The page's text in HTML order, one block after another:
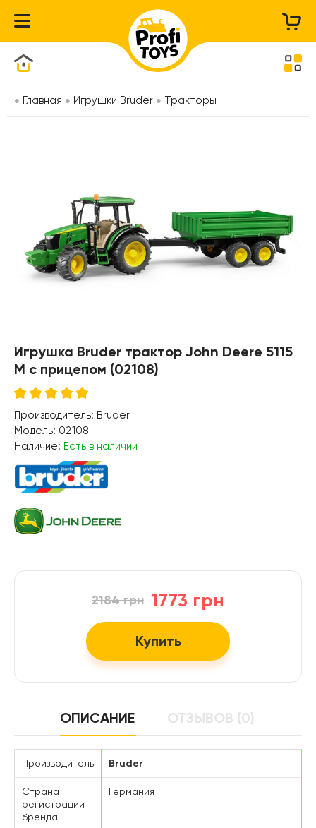
Главная Игрушки Bruder Тракторы
Игрушка Bruder трактор John Deere 5115
M с прицепом (02108)
Производитель: Bruder
Модель: 02108
Наличие: Есть в наличии
1773 грн
2184 грн
Купить
ОПИСАНИЕ ОТЗЫВОВ (0)
Производитель Bruder
Страна
регистрации
бренда
Германия
Каталог товаров